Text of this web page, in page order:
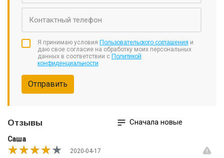
Я принимаю условия Пользовательского соглашения и
даю свое согласие на обработку моих персональных
данных в соответствии с Политикой
конфиденциальности
Отправить
Сначала новые
Отзывы
Саша
2020-04-17
★★★★★
★★★★★
★★★★★